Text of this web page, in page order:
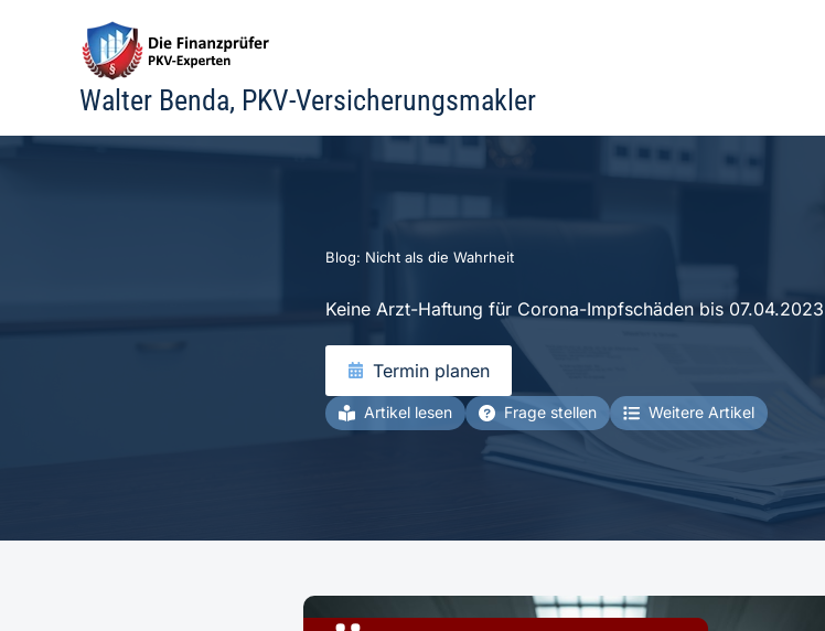
Walter Benda, PKV-Versicherungsmakler
Blog: Nicht als die Wahrheit
Keine Arzt-Haftung für Corona-Impfschäden bis 07.04.2023
Termin planen
Artikel lesen Frage stellen Weitere Artikel